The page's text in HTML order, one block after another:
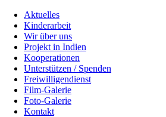
Main
navigation
Aktuelles
Kinderarbeit
Wir über uns
Projekt in Indien
Kooperationen
Unterstützen / Spenden
Freiwilligendienst
Film-Galerie
Foto-Galerie
Kontakt